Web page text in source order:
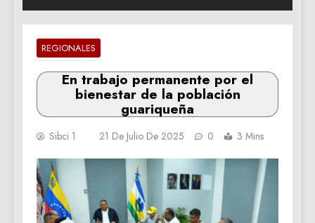
REGIONALES
En trabajo permanente por el
bienestar de la población
guariqueña
Sibci 1 21 De Julio De 2025 0 3 Mins